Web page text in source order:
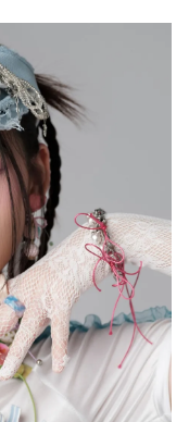
không có sự chấp
khi phát hành lại